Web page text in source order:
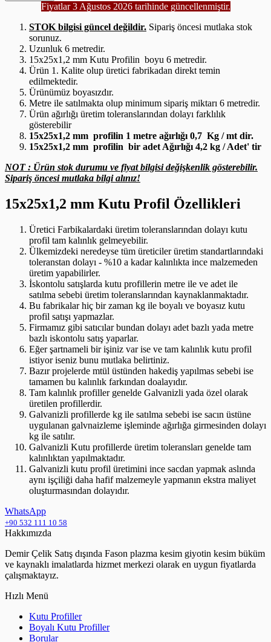
Fiyatlar 3 Ağustos 2026 tarihinde güncellenmiştir.
STOK bilgisi güncel değildir. Sipariş öncesi mutlaka stok
sorunuz.
Uzunluk 6 metredir.
15x25x1,2 mm Kutu Profilin boyu 6 metredir.
Ürün 1. Kalite olup üretici fabrikadan direkt temin
edilmektedir.
Ürünümüz boyasızdır.
Metre ile satılmakta olup minimum sipariş miktarı 6 metredir.
Ürün ağırlığı üretim toleranslarından dolayı farklılık
gösterebilir
15x25x1,2 mm profilin 1 metre ağırlığı 0,7 Kg / mt dir.
15x25x1,2 mm profilin bir adet Ağırlığı 4,2 kg / Adet' tir
NOT : Ürün stok durumu ve fiyat bilgisi değişkenlik gösterebilir.
Sipariş öncesi mutlaka bilgi alınız!
15x25x1,2 mm Kutu Profil Özellikleri
Üretici Farbikalardaki üretim toleranslarından dolayı kutu
profil tam kalınlık gelmeyebilir.
Ülkemizdeki neredeyse tüm üreticiler üretim standartlarındaki
toleranstan dolayı - %10 a kadar kalınlıkta ince malzemeden
üretim yapabilirler.
İskontolu satışlarda kutu profillerin metre ile ve adet ile
satılma sebebi üretim toleranslarından kaynaklanmaktadır.
Bu fabrikalar hiç bir zaman kg ile boyalı ve boyasız kutu
profil satışı yapmazlar.
Firmamız gibi satıcılar bundan dolayı adet bazlı yada metre
bazlı iskontolu satış yaparlar.
Eğer şartnameli bir işiniz var ise ve tam kalınlık kutu profil
istiyor iseniz bunu mutlaka belirtiniz.
Bazır projelerde mtül üstünden hakediş yapılmas sebebi ise
tamamen bu kalınlık farkından doalayıdır.
Tam kalınlık profiller genelde Galvanizli yada özel olarak
üretilen profillerdir.
Galvanizli profillerde kg ile satılma sebebi ise sacın üstüne
uygulanan galvnaizleme işleminde ağırlığa girmesinden dolayı
kg ile satılır.
Galvanizli Kutu profillerde üretim toleransları genelde tam
kalınlıktan yapılmaktadır.
Galvanizli kutu profil üretimini ince sacdan yapmak aslında
aynı işçiliği daha hafif malzemeyle yapmanın ekstra maliyet
oluşturmasından dolayıdır.
WhatsApp
+90 532 111 10 58
Hakkımızda
Demir Çelik Satış dışında Fason plazma kesim giyotin kesim büküm
ve kaynaklı imalatlarda hizmet merkezi olarak en uygun fiyatlarda
çalışmaktayız.
Hızlı Menü
Kutu Profiller
Boyalı Kutu Profiller
Borular